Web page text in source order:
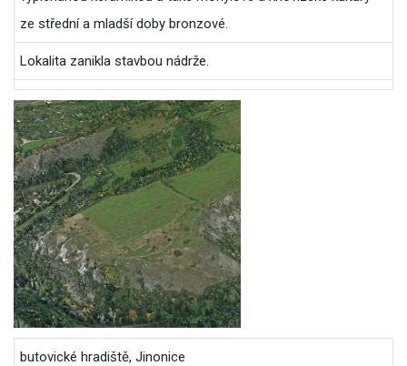
ze střední a mladší doby bronzové.
Lokalita zanikla stavbou nádrže.
butovické hradiště, Jinonice